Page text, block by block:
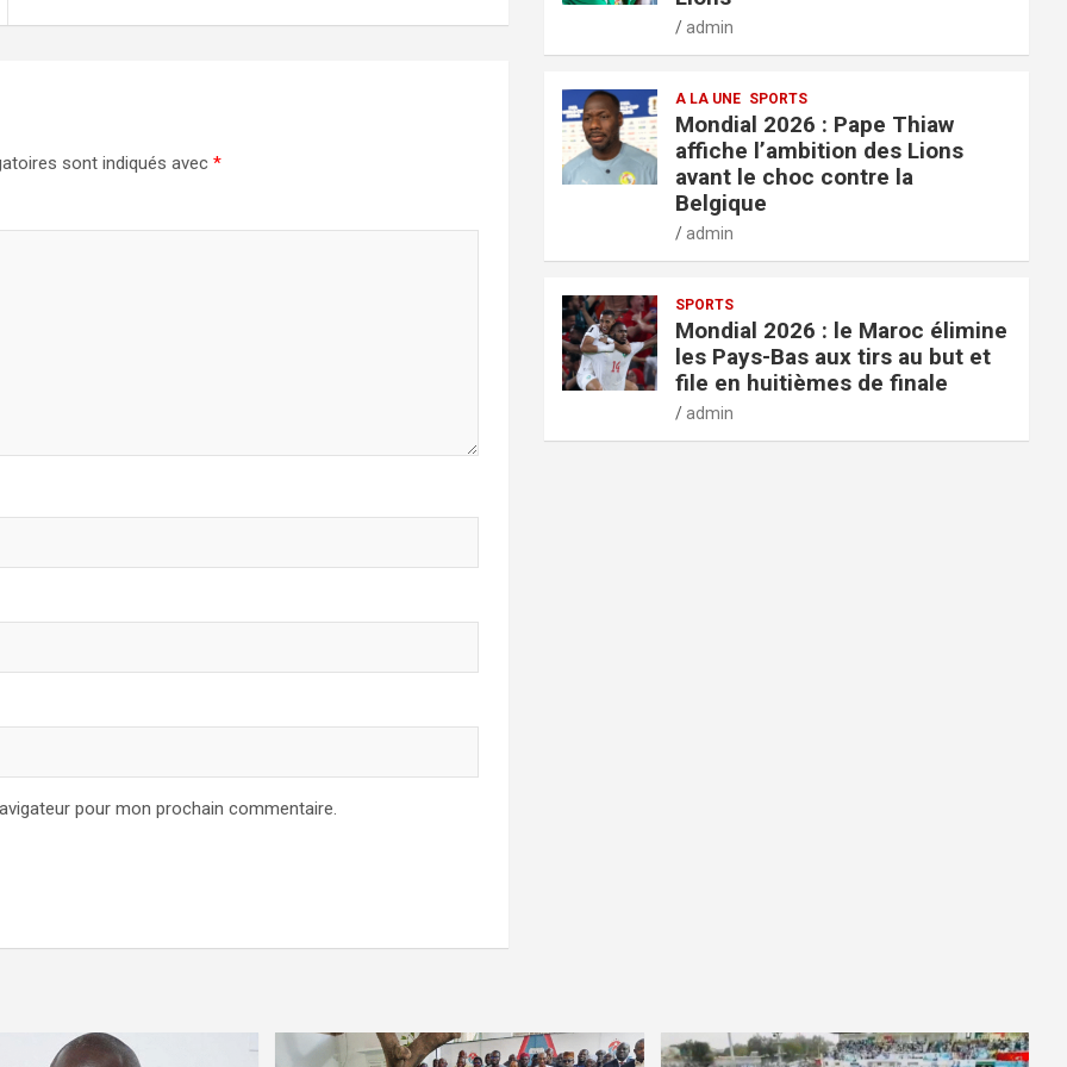
sont indiqués avec *
pour mon prochain commentaire.
admin
A LA UNE SPORTS
Mondial 2026 : Pape Thiaw
affiche l’ambition des Lions
avant le choc contre la
Belgique
admin
SPORTS
Mondial 2026 : le Maroc élimine
les Pays-Bas aux tirs au but et
file en huitièmes de finale
admin